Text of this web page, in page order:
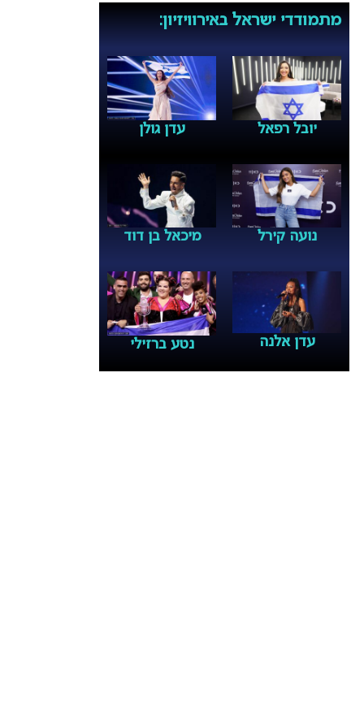
מתמודדי ישראל באירוויזיון:
יובל רפאל עדן גולן
נועה קירל מיכאל בן דוד
עדן אלנה נטע ברזילי